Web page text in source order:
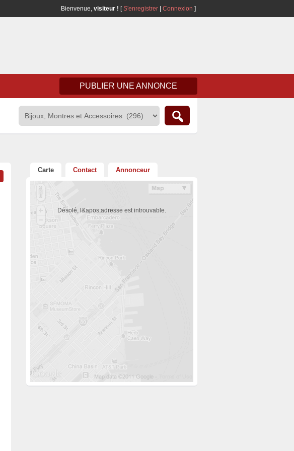
Bienvenue, visiteur ! [S'enregistrer Connexion ]
PUBLIER UNE ANNONCE
Carte Contact Annonceur
Désolé, l&apos;adresse est introuvable.